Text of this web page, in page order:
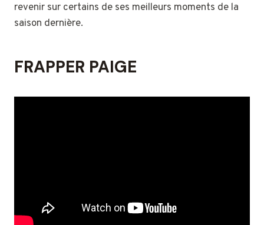
revenir sur certains de ses meilleurs moments de la
saison dernière.
FRAPPER PAIGE